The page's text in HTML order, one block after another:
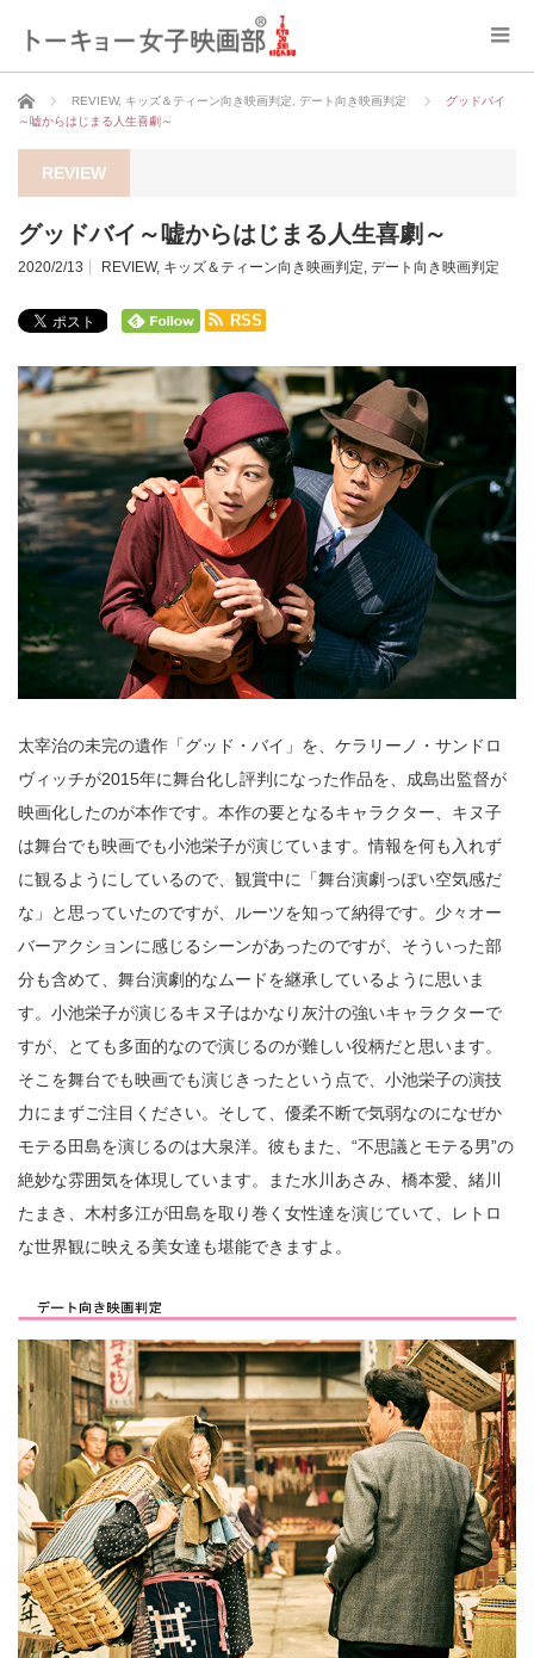
ホーム REVIEW, キッズ＆ティーン向き映画判定 デート向き映画判定
グッドバイ
～嘘からはじまる人生喜劇～
REVIEW
グッドバイ～嘘からはじまる人生喜劇～
2020/2/13 REVIEW, キッズ＆ティーン向き映画判定, デート向き映画判定
RSS
太宰治の未完の遺作「グッド・バイ」を、ケラリーノ・サンドロ
ヴィッチが2015年に舞台化し評判になった作品を、成島出監督が
映画化したのが本作です。本作の要となるキャラクター、キヌ子
は舞台でも映画でも小池栄子が演じています。情報を何も入れず
に観るようにしているので、観賞中に「舞台演劇っぽい空気感だ
な」と思っていたのですが、ルーツを知って納得です。少々オー
バーアクションに感じるシーンがあったのですが、そういった部
分も含めて、舞台演劇的なムードを継承しているように思いま
す。小池栄子が演じるキヌ子はかなり灰汁の強いキャラクターで
すが、とても多面的なので演じるのが難しい役柄だと思います。
そこを舞台でも映画でも演じきったという点で、小池栄子の演技
力にまずご注目ください。そして、優柔不断で気弱なのになぜか
モテる田島を演じるのは大泉洋。彼もまた、“不思議とモテる男”の
絶妙な雰囲気を体現しています。また水川あさみ、橋本愛、緒川
たまき、木村多江が田島を取り巻く女性達を演じていて、レトロ
な世界観に映える美女達も堪能できますよ。